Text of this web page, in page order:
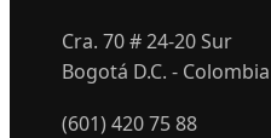
Cra. 70 # 24-20 Sur
Bogotá D.C. - Colombia
(601) 420 75 88